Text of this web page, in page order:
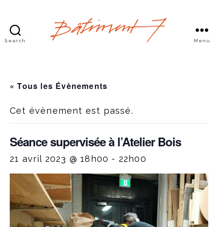
Search Menu
« Tous les Évènements
Cet évènement est passé.
Séance supervisée à l’Atelier Bois
21 avril 2023 @ 18h00 - 22h00